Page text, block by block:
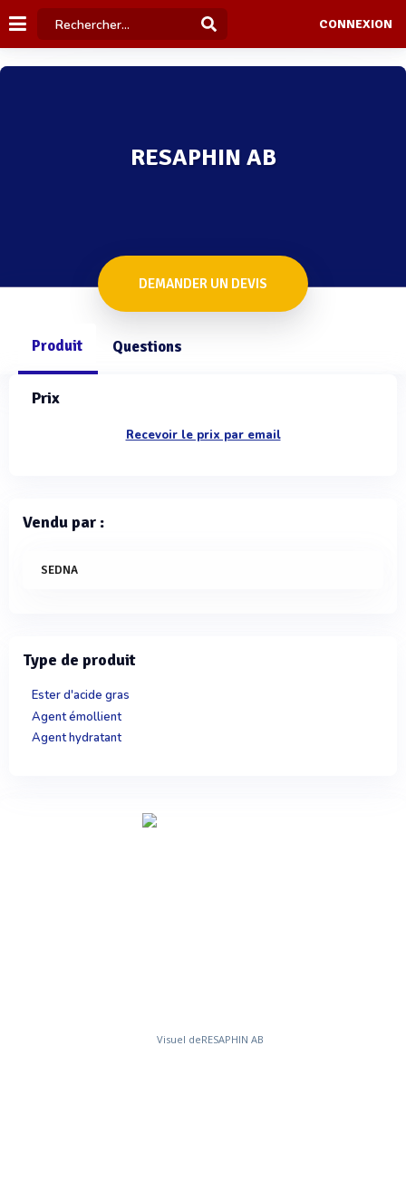
CONNEXION
RESAPHIN AB
DEMANDER UN DEVIS
Produit Questions
Prix
Recevoir le prix par email
Vendu par :
SEDNA
Type de produit
Ester d'acide gras
Agent émollient
Agent hydratant